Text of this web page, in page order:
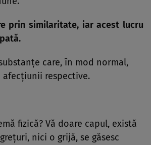
prin similaritate, iar acest lucru
care, în mod normal,
respective.
fizică? Vă doare capul, există
nici o grijă, se găsesc